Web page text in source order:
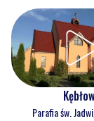
Parafia św.